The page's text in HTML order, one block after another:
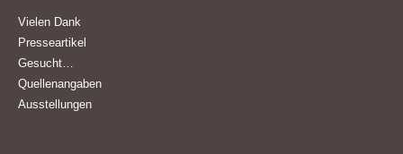
Vielen Dank
Presseartikel
Gesucht…
Quellenangaben
Ausstellungen